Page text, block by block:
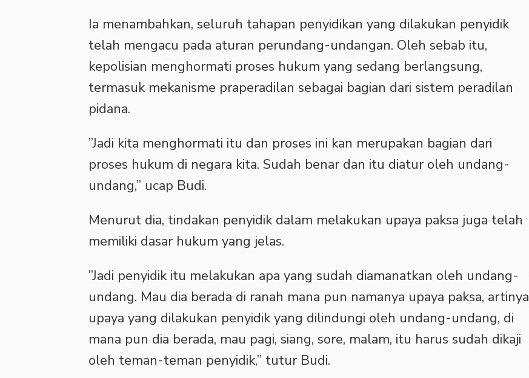
‎Ia menambahkan, seluruh tahapan penyidikan yang dilakukan penyidik
telah mengacu pada aturan perundang-undangan. Oleh sebab itu,
kepolisian menghormati proses hukum yang sedang berlangsung,
termasuk mekanisme praperadilan sebagai bagian dari sistem peradilan
pidana.
‎”Jadi kita menghormati itu dan proses ini kan merupakan bagian dari
proses hukum di negara kita. Sudah benar dan itu diatur oleh undang-
undang,” ucap Budi.
‎Menurut dia, tindakan penyidik dalam melakukan upaya paksa juga telah
memiliki dasar hukum yang jelas.
‎”Jadi penyidik itu melakukan apa yang sudah diamanatkan oleh undang-
undang. Mau dia berada di ranah mana pun namanya upaya paksa, artinya
upaya yang dilakukan penyidik yang dilindungi oleh undang-undang, di
mana pun dia berada, mau pagi, siang, sore, malam, itu harus sudah dikaji
oleh teman-teman penyidik,” tutur Budi.